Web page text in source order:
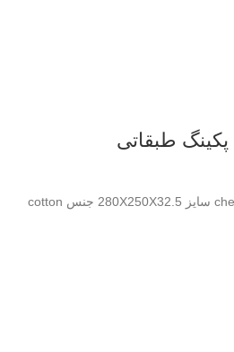
پکینگ طبقاتی پیستون chevron seal سایز 280X250X32.5 جنس cotton